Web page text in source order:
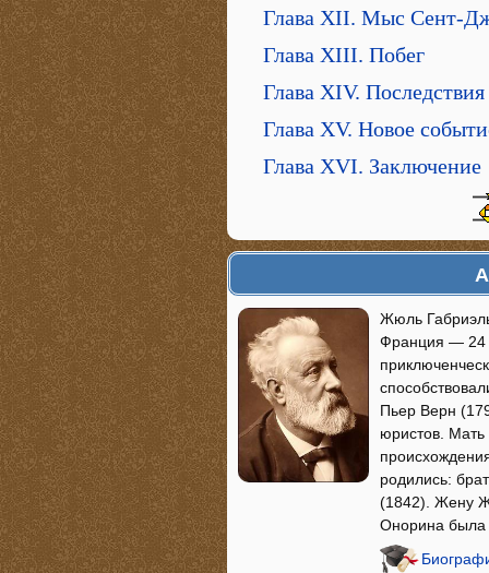
Глава ХII. Мыс Сент-
Глава ХIII. Побег
Глава ХIV. Последствия
Глава ХV. Новое
Глава ХVI. Заключение
Жюль
Франция — 24
Пьер Верн
юристов.
родились:
(1842). Жену
Онорина была